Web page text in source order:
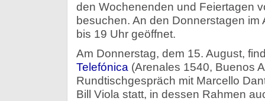
den Wochenenden und Feiertagen
besuchen. An den Donnerstagen im
bis 19 Uhr geöffnet.
Am Donnerstag, dem 15. August,
Telefónica (Arenales 1540, Buenos
Rundtischgespräch mit Marcello
Bill Viola statt, in dessen Rahmen